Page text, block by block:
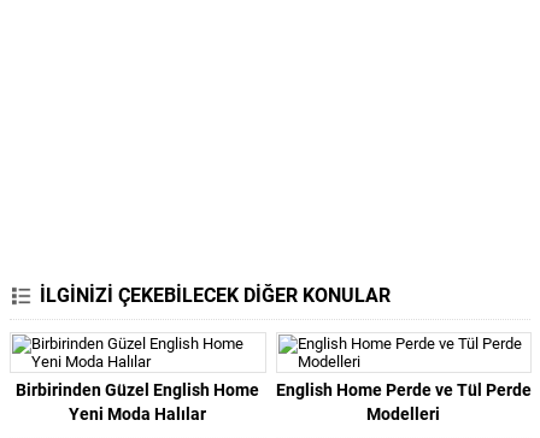
İLGİNİZİ ÇEKEBİLECEK DİĞER KONULAR
Birbirinden Güzel English Home
Yeni Moda Halılar
English Home Perde ve Tül Perde
Modelleri